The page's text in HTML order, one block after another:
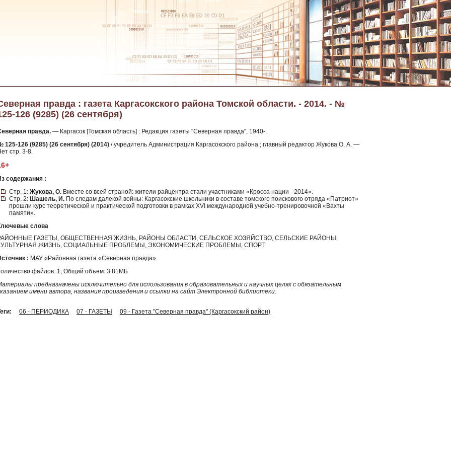
правда : газета Каргасокского района Томской области. - 2014. - №
126 (9285) (26 сентября)
правда. — Каргасок [Томская область] : Редакция газеты "Северная правда", 1940-.
125-126 (9285) (26 сентября) (2014) / учредитель Администрация Каргасокского района ; главный редактор Жукова О. А. —
стр. 3-8.
содержания :
Стр. 1: Жукова, О. Вместе со всей страной: жители райцентра стали участниками «Кросса нации - 2014».
Стр. 2: Шашель, И. По следам далекой войны: Каргасокские школьники в составе томского поискового отряда «Патриот»
прошли курс теоретической и практической подготовки в рамках XVI международной учебно-тренировочной «Вахты
памяти».
слова
ГАЗЕТЫ, ОБЩЕСТВЕННАЯ ЖИЗНЬ, РАЙОНЫ ОБЛАСТИ, СЕЛЬСКОЕ ХОЗЯЙСТВО, СЕЛЬСКИЕ РАЙОНЫ,
ЖИЗНЬ, СОЦИАЛЬНЫЕ ПРОБЛЕМЫ, ЭКОНОМИЧЕСКИЕ ПРОБЛЕМЫ, СПОРТ
: МАУ «Районная газета «Северная правда».
файлов: 1; Общий объем: 3.81МБ
предназначены исключительно для использования в образовательных и научных целях с обязательным
имени автора, названия произведения и ссылки на сайт Электронной библиотеки.
06 - ПЕРИОДИКА 07 - ГАЗЕТЫ 09 - Газета "Северная правда" (Каргасокский район)